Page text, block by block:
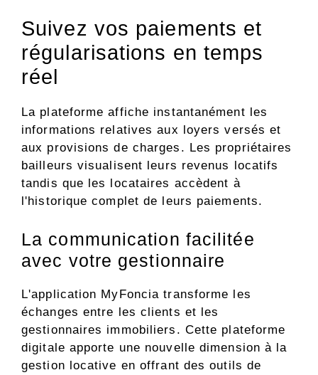
Suivez vos paiements et
régularisations en temps
réel
La plateforme affiche instantanément les
informations relatives aux loyers versés et
aux provisions de charges. Les propriétaires
bailleurs visualisent leurs revenus locatifs
tandis que les locataires accèdent à
l'historique complet de leurs paiements.
La communication facilitée
avec votre gestionnaire
L'application MyFoncia transforme les
échanges entre les clients et les
gestionnaires immobiliers. Cette plateforme
digitale apporte une nouvelle dimension à la
gestion locative en offrant des outils de